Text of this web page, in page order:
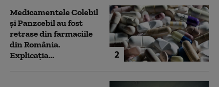
2
Medicamentele Colebil
și Panzcebil au fost
retrase din farmaciile
din România.
Explicația...